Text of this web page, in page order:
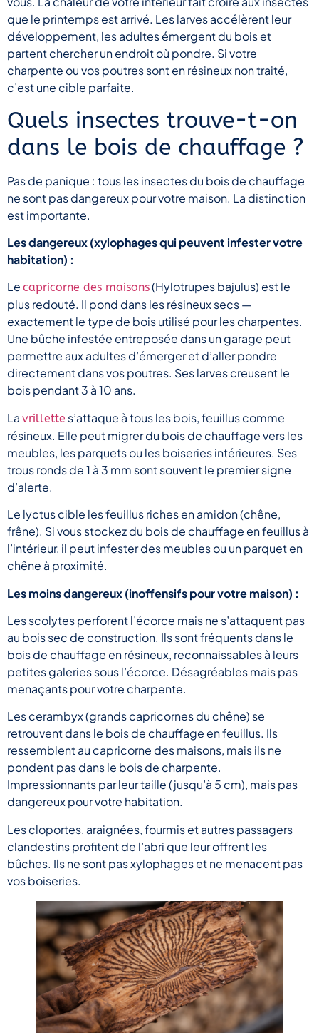
que le printemps est arrivé. Les larves accélèrent leur
développement, les adultes émergent du bois et
partent chercher un endroit où pondre. Si votre
charpente ou vos poutres sont en résineux non traité,
c’est une cible parfaite.
Quels insectes trouve-t-on
dans le bois de chauffage ?
Pas de panique : tous les insectes du bois de chauffage
ne sont pas dangereux pour votre maison. La distinction
est importante.
Les dangereux (xylophages qui peuvent infester votre
habitation) :
Le capricorne des maisons(Hylotrupes bajulus) est le
plus redouté. Il pond dans les résineux secs —
exactement le type de bois utilisé pour les charpentes.
Une bûche infestée entreposée dans un garage peut
permettre aux adultes d’émerger et d’aller pondre
directement dans vos poutres. Ses larves creusent le
bois pendant 3 à 10 ans.
La vrillette s’attaque à tous les bois, feuillus comme
résineux. Elle peut migrer du bois de chauffage vers les
meubles, les parquets ou les boiseries intérieures. Ses
trous ronds de 1 à 3 mm sont souvent le premier signe
d’alerte.
Le lyctus cible les feuillus riches en amidon (chêne,
frêne). Si vous stockez du bois de chauffage en feuillus à
l’intérieur, il peut infester des meubles ou un parquet en
chêne à proximité.
Les moins dangereux (inoffensifs pour votre maison) :
Les scolytes perforent l’écorce mais ne s’attaquent pas
au bois sec de construction. Ils sont fréquents dans le
bois de chauffage en résineux, reconnaissables à leurs
petites galeries sous l’écorce. Désagréables mais pas
menaçants pour votre charpente.
Les cerambyx (grands capricornes du chêne) se
retrouvent dans le bois de chauffage en feuillus. Ils
ressemblent au capricorne des maisons, mais ils ne
pondent pas dans le bois de charpente.
Impressionnants par leur taille (jusqu’à 5 cm), mais pas
dangereux pour votre habitation.
Les cloportes, araignées, fourmis et autres passagers
clandestins profitent de l’abri que leur offrent les
bûches. Ils ne sont pas xylophages et ne menacent pas
vos boiseries.